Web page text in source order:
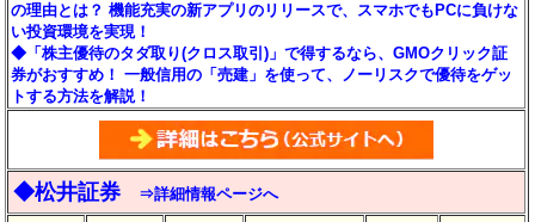
の理由とは？ 機能充実の新アプリのリリースで、スマホでもPCに負けな
い投資環境を実現！
◆「株主優待のタダ取り(クロス取引)」で得するなら、GMOクリック証
券がおすすめ！ 一般信用の「売建」を使って、ノーリスクで優待をゲッ
トする方法を解説！
◆松井証券 ⇒詳細情報ページへ